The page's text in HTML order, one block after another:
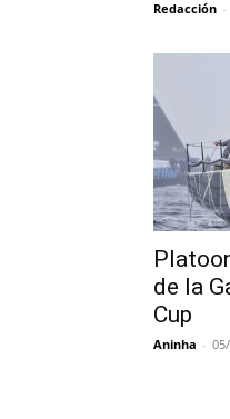
Redacción -
de la
Cup
Aninha -